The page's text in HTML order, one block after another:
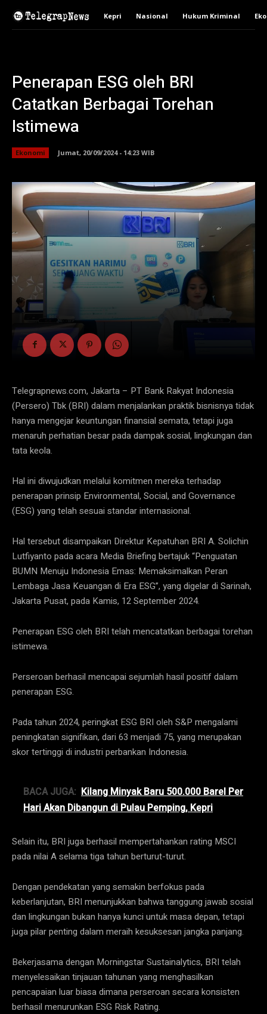
Kepri Nasional Hukum Kriminal
Penerapan ESG oleh BRI
Catatkan Berbagai Torehan
Istimewa
Ekonomi Jumat, 20/09/2024 - 14:23 WIB
Telegrapnews.com, Jakarta – PT Bank Rakyat Indonesia
(Persero) Tbk (BRI) dalam menjalankan praktik bisnisnya tidak
hanya mengejar keuntungan finansial semata, tetapi juga
menaruh perhatian besar pada dampak sosial, lingkungan dan
tata keola.
Hal ini diwujudkan melalui komitmen mereka terhadap
penerapan prinsip Environmental, Social, and Governance
(ESG) yang telah sesuai standar internasional.
Hal tersebut disampaikan Direktur Kepatuhan BRI A. Solichin
Lutfiyanto pada acara Media Briefing bertajuk “Penguatan
BUMN Menuju Indonesia Emas: Memaksimalkan Peran
Lembaga Jasa Keuangan di Era ESG”, yang digelar di Sarinah,
Jakarta Pusat, pada Kamis, 12 September 2024.
Penerapan ESG oleh BRI telah mencatatkan berbagai torehan
istimewa.
Perseroan berhasil mencapai sejumlah hasil positif dalam
penerapan ESG.
Pada tahun 2024, peringkat ESG BRI oleh S&P mengalami
peningkatan signifikan, dari 63 menjadi 75, yang merupakan
skor tertinggi di industri perbankan Indonesia.
BACA JUGA: Kilang Minyak Baru 500.000 Barel Per
Hari Akan Dibangun di Pulau Pemping, Kepri
Selain itu, BRI juga berhasil mempertahankan rating MSCI
pada nilai A selama tiga tahun berturut-turut.
Dengan pendekatan yang semakin berfokus pada
keberlanjutan, BRI menunjukkan bahwa tanggung jawab sosial
dan lingkungan bukan hanya kunci untuk masa depan, tetapi
juga pilar penting dalam meraih kesuksesan jangka panjang.
Bekerjasama dengan Morningstar Sustainalytics, BRI telah
menyelesaikan tinjauan tahunan yang menghasilkan
pencapaian luar biasa dimana perseroan secara konsisten
berhasil menurunkan ESG Risk Rating.